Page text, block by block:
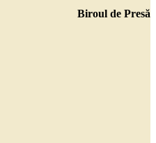
Biroul de Presă